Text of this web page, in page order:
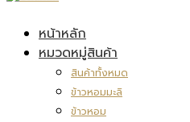
หน้าหลัก
หมวดหมู่สินค้า
สินค้าทั้งหมด
ข้าวหอมมะลิ
ข้าวหอม